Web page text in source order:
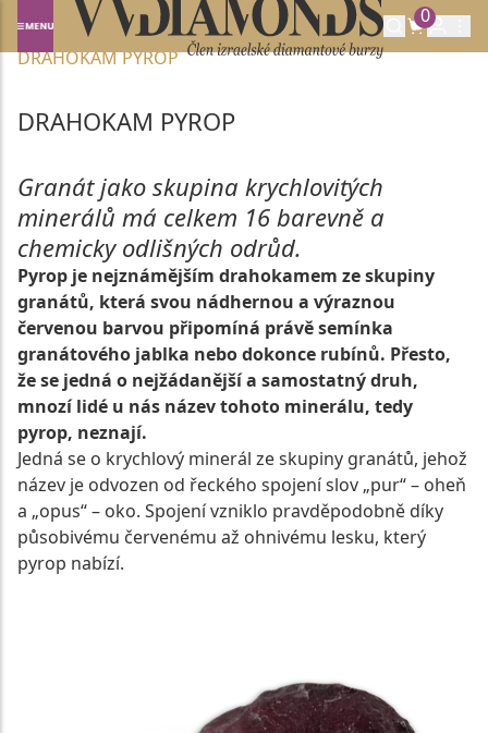
0
Domů
DRAHOKAMY A POLODRAHOKAMY
DRAHOKAM PYROP
DRAHOKAM PYROP
Granát jako skupina krychlovitých
minerálů má celkem 16 barevně a
chemicky odlišných odrůd.
Pyrop je nejznámějším drahokamem ze skupiny
granátů, která svou nádhernou a výraznou
červenou barvou připomíná právě semínka
granátového jablka nebo dokonce rubínů. Přesto,
že se jedná o nejžádanější a samostatný druh,
mnozí lidé u nás název tohoto minerálu, tedy
pyrop, neznají.
Jedná se o krychlový minerál ze skupiny granátů, jehož
název je odvozen od řeckého spojení slov „pur“ – oheň
a „opus“ – oko. Spojení vzniklo pravděpodobně díky
působivému červenému až ohnivému lesku, který
pyrop nabízí.